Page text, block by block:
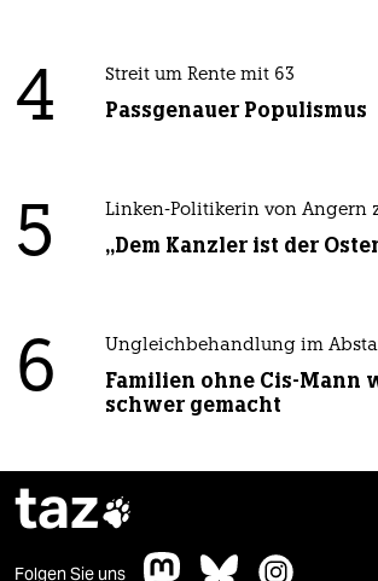
4 Streit um Rente mit 63
Passgenauer Populismus
5 Linken-Politikerin von Angern
„Dem Kanzler ist der
6 Ungleichbehandlung im
Familien ohne Cis-Mann
schwer gemacht
taz
Folgen Sie uns